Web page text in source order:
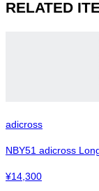
RELATED
adicross
NBY51 adicross
¥14,300